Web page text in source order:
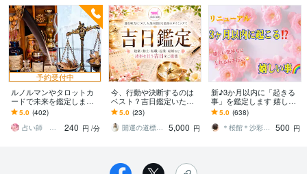
予約受付中
ルノルマンやタロットカ
ードで未来を鑑定します
占い館所属の占い師が未
来予知であなたの一歩を
応援いたします
5.0 (402)
占い師 朝日奈 伶
240 円 /分
今、行動や決断するのは
ベスト？吉日鑑定いたし
ます ◆建築・動土・転
職・起業・結婚など、諸
事を行う吉日をご提案
5.0 (23)
開運の道標◆気学鑑定士◆渡辺尭瑚
5,000 円
新♪3か月以内に「起きる
事」を鑑定します 嬉しい
気持ちになれるお手伝い♪
5.0 (638)
＊桜館＊沙彩（さあや）
500 円